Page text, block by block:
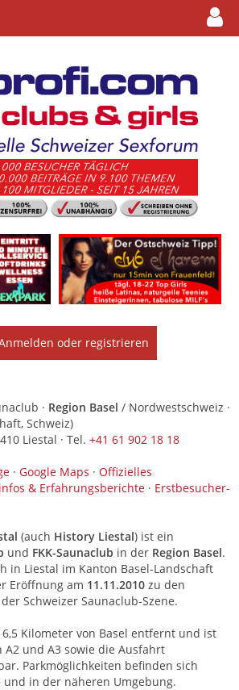
oder registrieren
· Region Basel / Nordwestschweiz ·
Schweiz)
Liestal · Tel. +41 61 902 18 18
· Google Maps · Offizielles
& Erfahrungsberichte · Erstbesucher-
(auch History Liestal) ist ein
und FKK-Saunaclub in der Region Basel.
in Liestal im Kanton Basel-Landschaft
Eröffnung am 11.11.2010 zu den
Schweizer Saunaclub-Szene.
Kilometer von Basel entfernt und ist
und A3 sowie die Ausfahrt
Parkmöglichkeiten befinden sich
in der näheren Umgebung.